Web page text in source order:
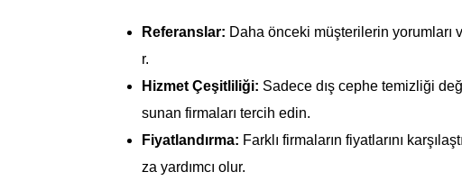
Referanslar: Daha önceki müşterilerin yorumları
r.
Hizmet Çeşitliliği: Sadece dış cephe temizliği
sunan firmaları tercih edin.
Fiyatlandırma: Farklı firmaların fiyatlarını
za yardımcı olur.